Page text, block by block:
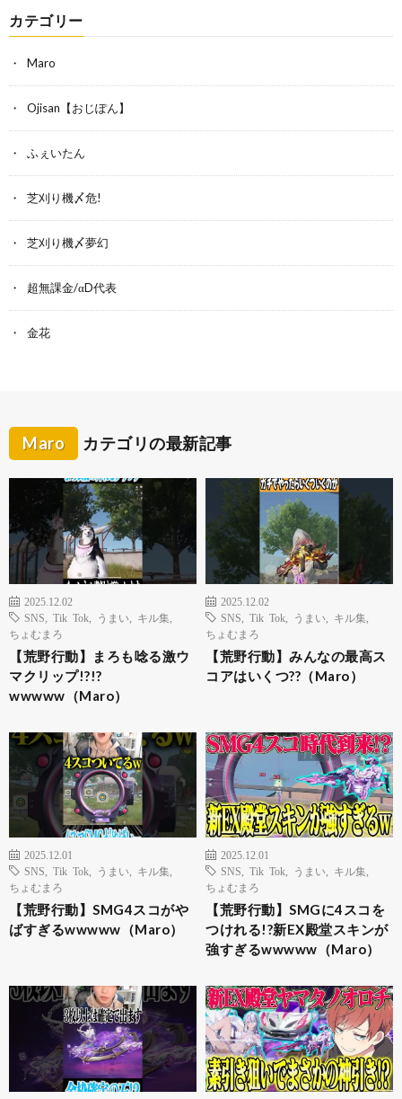
カテゴリー
Maro
Ojisan【おじぽん】
ふぇいたん
芝刈り機〆危!
芝刈り機〆夢幻
超無課金/αD代表
金花
Maro カテゴリの最新記事
2025.12.02
SNS
Tik Tok うまい キル集
ちょむまろ
【荒野行動】まろも唸る激ウ
マクリップ!?!?
wwwww（Maro）
2025.12.02
SNS
Tik Tok うまい キル集
ちょむまろ
【荒野行動】みんなの最高ス
コアはいくつ??（Maro）
2025.12.01
SNS
Tik Tok うまい キル集
ちょむまろ
【荒野行動】SMG4スコがや
ばすぎるwwwww（Maro）
2025.12.01
SNS
Tik Tok うまい キル集
ちょむまろ
【荒野行動】SMGに4スコを
つけれる!?新EX殿堂スキンが
強すぎるwwwww（Maro）